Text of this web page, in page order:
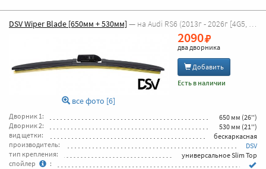
DSV Wiper Blade [650мм + 530мм] — на Audi RS6 (2013г - 2026г [4G5, C7 универсал] )
все фото [6]
2090
два дворника
Добавить
Есть в наличии
Дворник 1:
650 мм (26'')
Дворник 2:
530 мм (21'')
вид щетки:
бескаркасная
производитель:
DSV
тип крепления:
универсальное Slim Top
спойлер
: